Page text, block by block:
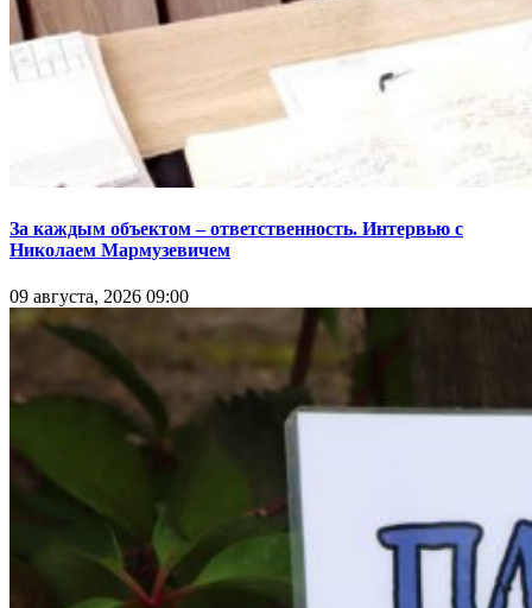
За каждым объектом – ответственность. Интервью с
Николаем Мармузевичем
09 августа, 2026 09:00